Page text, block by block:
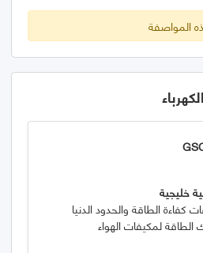
المواصفة
خليجية
كفاءة الطاقة والحدود الدنيا
الطاقة لمكيفات الهواء